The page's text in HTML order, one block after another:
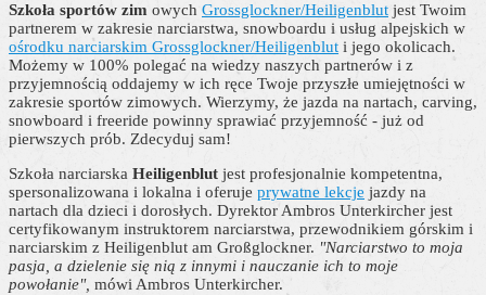
Szkoła sportów zim owych Grossglockner/Heiligenblut jest Twoim
partnerem w zakresie narciarstwa, snowboardu i usług alpejskich w
ośrodku narciarskim Grossglockner/Heiligenblut i jego okolicach.
Możemy w 100% polegać na wiedzy naszych partnerów i z
przyjemnością oddajemy w ich ręce Twoje przyszłe umiejętności w
zakresie sportów zimowych. Wierzymy, że jazda na nartach, carving,
snowboard i freeride powinny sprawiać przyjemność - już od
pierwszych prób. Zdecyduj sam!
Szkoła narciarska Heiligenblut jest profesjonalnie kompetentna,
spersonalizowana i lokalna i oferuje prywatne lekcje jazdy na
nartach dla dzieci i dorosłych. Dyrektor Ambros Unterkircher jest
certyfikowanym instruktorem narciarstwa, przewodnikiem górskim i
narciarskim z Heiligenblut am Großglockner. "Narciarstwo to moja
pasja, a dzielenie się nią z innymi i nauczanie ich to moje
powołanie", mówi Ambros Unterkircher.